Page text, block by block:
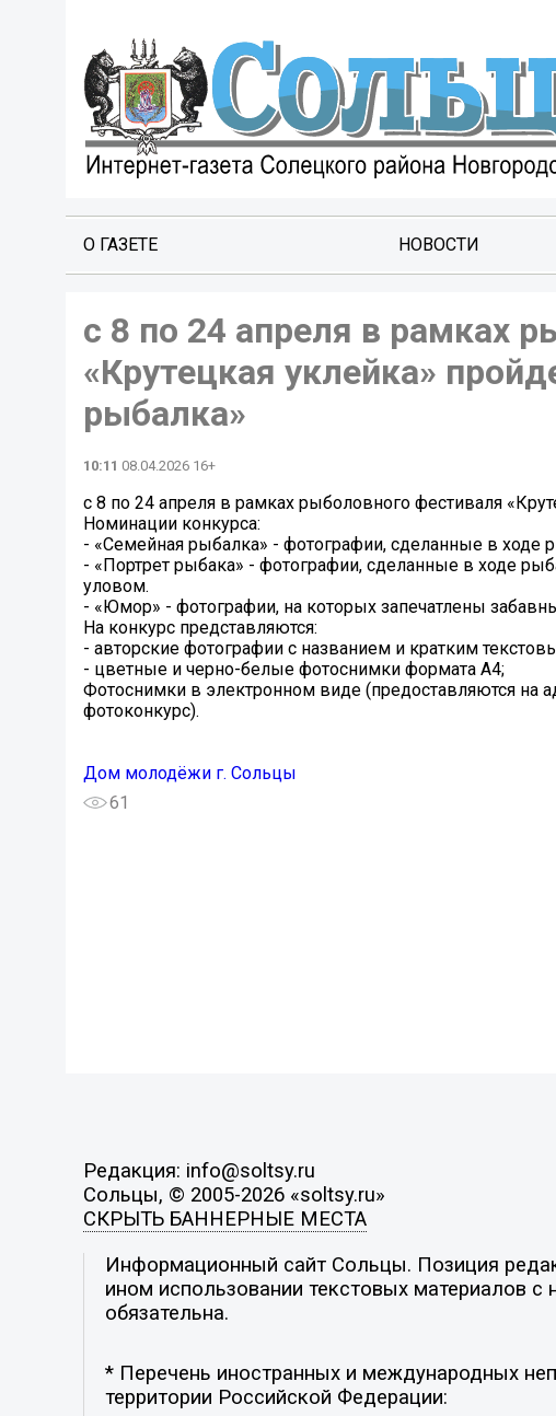
О ГАЗЕТЕ НОВОСТИ
с 8 по 24 апреля в рамках
«Крутецкая уклейка»
рыбалка»
10:11 08.04.2026 16+
с 8 по 24 апреля в рамках рыболовного фестиваля
Номинации конкурса:
- «Семейная рыбалка» - фотографии, сделанные в ходе
- «Портрет рыбака» - фотографии, сделанные в ходе
уловом.
- «Юмор» - фотографии, на которых запечатлены
На конкурс представляются:
- авторские фотографии с названием и кратким
- цветные и черно-белые фотоснимки формата А4;
Фотоснимки в электронном виде (предоставляются на
фотоконкурс).
Дом молодёжи г. Сольцы
61
Редакция: info@soltsy.ru
Сольцы, © 2005-2026 «soltsy.ru»
СКРЫТЬ БАННЕРНЫЕ МЕСТА
Информационный сайт Сольцы. Позиция
ином использовании текстовых материалов с
обязательна.
* Перечень иностранных и международных
территории Российской Федерации: